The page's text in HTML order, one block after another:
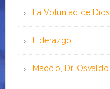
La Voluntad de Dios
Liderazgo
Maccio, Dr. Osvaldo